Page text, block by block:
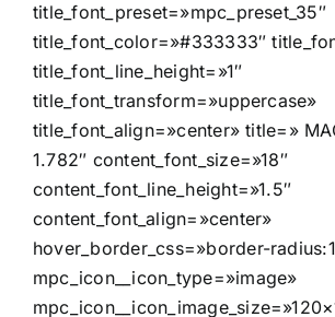
title_font_preset=»mpc_preset_35″
title_font_color=»#333333″
title_font_line_height=»1″
title_font_transform=»uppercase»
title_font_align=»center» title=»
1.782″ content_font_size=»18″
content_font_line_height=»1.5″
content_font_align=»center»
hover_border_css=»border-
mpc_icon__icon_type=»image»